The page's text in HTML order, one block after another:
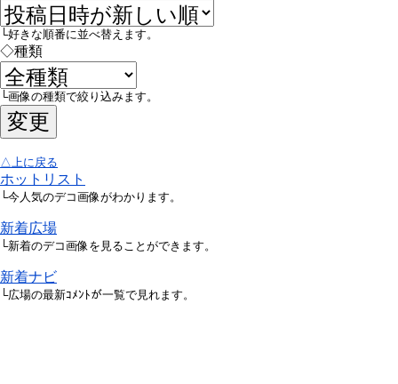
└好きな順番に並べ替えます。
◇種類
└画像の種類で絞り込みます。
△上に戻る
ホットリスト
└今人気のデコ画像がわかります。
新着広場
└新着のデコ画像を見ることができます。
新着ナビ
└広場の最新ｺﾒﾝﾄが一覧で見れます。